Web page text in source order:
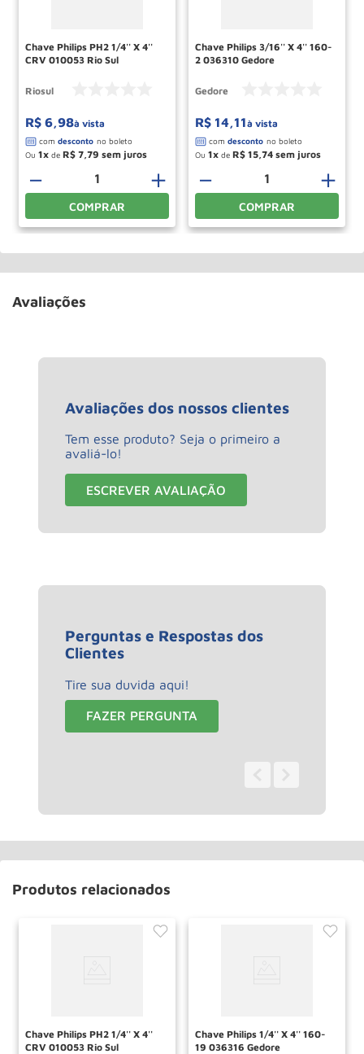
Chave Philips PH2 1/4'' X 4''
CRV 010053 Rio Sul
Riosul
R$ 6,98à vista
Ou 1 de R$ 7,79
＋
－
COMPRAR
Chave Philips 3/16'' X 4'' 160-
2 036310 Gedore
Gedore
R$ 14,11à vista
Ou 1 de R$ 15,74
＋
－
COMPRAR
Avaliações
Avaliações dos nossos clientes
Tem esse produto? Seja o primeiro a
avaliá-lo!
ESCREVER AVALIAÇÃO
Perguntas e Respostas dos
Clientes
Tire sua duvida aqui!
FAZER PERGUNTA
Produtos relacionados
Chave Philips PH2 1/4'' X 4''
CRV 010053 Rio Sul
Chave Philips 1/4'' X 4'' 160-
19 036316 Gedore